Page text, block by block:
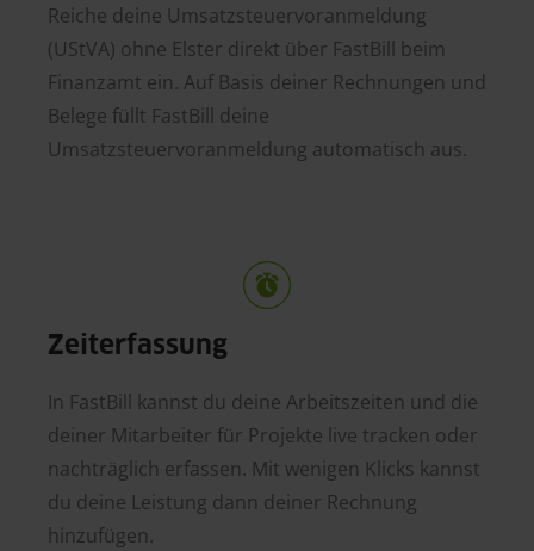
Reiche deine Umsatzsteuervoranmeldung
(UStVA) ohne Elster direkt über FastBill beim
Finanzamt ein. Auf Basis deiner Rechnungen und
Belege füllt FastBill deine
Umsatzsteuervoranmeldung automatisch aus.
Zeiterfassung
In FastBill kannst du deine Arbeitszeiten und die
deiner Mitarbeiter für Projekte live tracken oder
nachträglich erfassen. Mit wenigen Klicks kannst
du deine Leistung dann deiner Rechnung
hinzufügen.